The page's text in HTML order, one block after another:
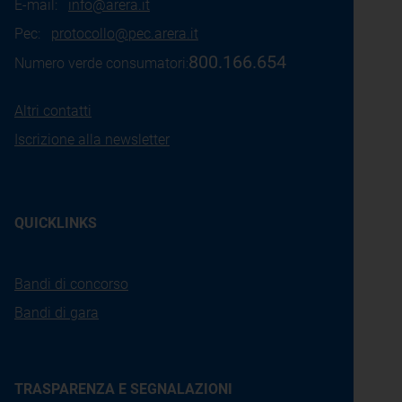
E-mail: info@arera.it
Pec: protocollo@pec.arera.it
Numero verde consumatori:800.166.654
Altri contatti
Iscrizione alla newsletter
QUICKLINKS
Bandi di concorso
Bandi di gara
TRASPARENZA E SEGNALAZIONI